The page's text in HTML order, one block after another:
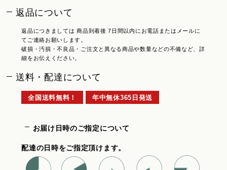
返品について
返品につきましては 商品到着後 7日間以内にお電話またはメールに
てご連絡お願いします。
破損・汚損・不良品・ご注文と異なる商品や数量などの不備など、詳
細をお伝えください。
送料・配達について
全国送料無料！ 年中無休365日発送
お届け日時のご指定について
配達の日時をご指定頂けます。